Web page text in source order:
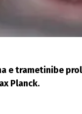
e trametinibe
Planck.